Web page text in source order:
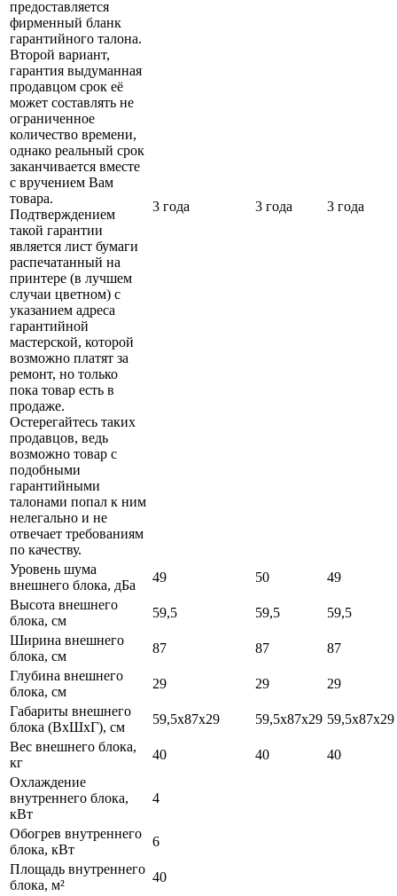
предоставляется
фирменный бланк
гарантийного талона.
Второй вариант,
гарантия выдуманная
продавцом срок её
может составлять не
ограниченное
количество времени,
однако реальный срок
заканчивается вместе
с вручением Вам
товара.
Подтверждением
такой гарантии
является лист бумаги
распечатанный на
принтере (в лучшем
случаи цветном) с
указанием адреса
гарантийной
мастерской, которой
возможно платят за
ремонт, но только
пока товар есть в
продаже.
Остерегайтесь таких
продавцов, ведь
возможно товар с
подобными
гарантийными
талонами попал к ним
нелегально и не
отвечает требованиям
по качеству.
3 года 3 года 3 года
Уровень шума
внешнего блока, дБа
49 50
49
Высота внешнего
блока, см
59,5 59,5
59,5
Ширина внешнего
блока, см
87 87
87
Глубина внешнего
блока, см
29 29
29
Габариты внешнего
блока (ВхШхГ), см
59,5х87х29 59,5х87х29 59,5х87х29
Вес внешнего блока,
кг
40 40
40
Охлаждение
внутреннего блока,
кВт
4
Обогрев внутреннего
блока, кВт
6
Площадь внутреннего
блока, м²
40